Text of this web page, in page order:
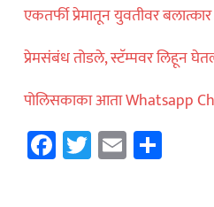
एकतर्फी प्रेमातून युवतीवर
प्रेमसंबंध तोडले, स्टॅम्पवर लिहून
पोलिसकाका आता Whatsapp
Facebook
Twitter
EmailShare